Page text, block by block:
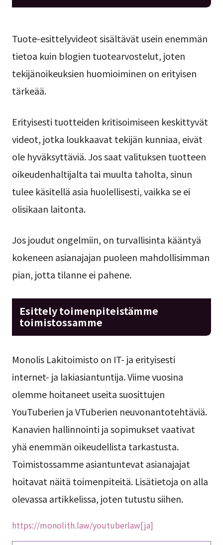
Tuote-esittelyvideot sisältävät usein enemmän
tietoa kuin blogien tuotearvostelut, joten
tekijänoikeuksien huomioiminen on erityisen
tärkeää.
Erityisesti tuotteiden kritisoimiseen keskittyvät
videot, jotka loukkaavat tekijän kunniaa, eivät
ole hyväksyttäviä. Jos saat valituksen tuotteen
oikeudenhaltijalta tai muulta taholta, sinun
tulee käsitellä asia huolellisesti, vaikka se ei
olisikaan laitonta.
Jos joudut ongelmiin, on turvallisinta kääntyä
kokeneen asianajajan puoleen mahdollisimman
pian, jotta tilanne ei pahene.
Esittely toimenpiteistämme
toimistossamme
Monolis Lakitoimisto on IT- ja erityisesti
internet- ja lakiasiantuntija. Viime vuosina
olemme hoitaneet useita suosittujen
YouTuberien ja VTuberien neuvonantotehtäviä.
Kanavien hallinnointi ja sopimukset vaativat
yhä enemmän oikeudellista tarkastusta.
Toimistossamme asiantuntevat asianajajat
hoitavat näitä toimenpiteitä. Lisätietoja on alla
olevassa artikkelissa, joten tutustu siihen.
https://monolith.law/youtuberlaw[ja]